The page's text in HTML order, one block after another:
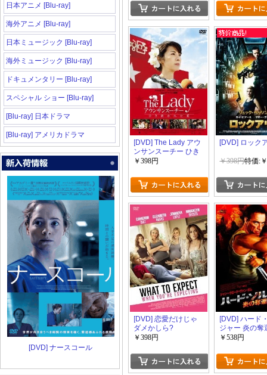
日本アニメ [Blu-ray]
海外アニメ [Blu-ray]
日本ミュージック [Blu-ray]
海外ミュージック [Blu-ray]
ドキュメンタリー [Blu-ray]
スペシャル ショー [Blu-ray]
[Blu-ray] 日本ドラマ
[Blu-ray] アメリカドラマ
[DVD] ナースコール
[DVD] The Lady アウ
ンサンスーチー ひき
裂かれた愛
￥398円
[DVD] ロック
￥398円特価:
[DVD] 恋愛だけじゃ
ダメかしら?
￥398円
[DVD] ハード
ジャー 炎の奪
￥538円